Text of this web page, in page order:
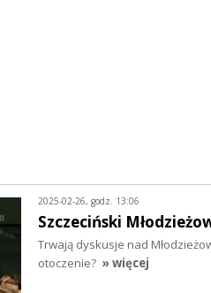
2025-02-26, godz. 13:06
Szczeciński
Trwają dyskusje nad
otoczenie? » więcej